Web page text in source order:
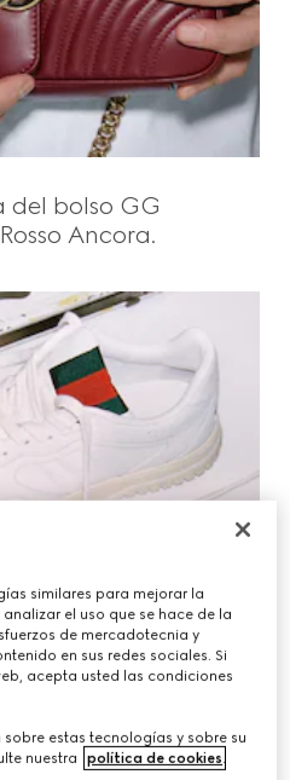
del bolso GG
Ancora.
Web, las primeras
para la Firma.
similares para mejorar la
el uso que se hace de la
de mercadotecnia y
en sus redes sociales. Si
acepta usted las condiciones
estas tecnologías y sobre su
nuestra
política de cookies